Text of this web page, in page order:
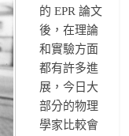
的 EPR 論文
後，在理論
和實驗方面
都有許多進
展，今日大
部分的物理
學家比較會